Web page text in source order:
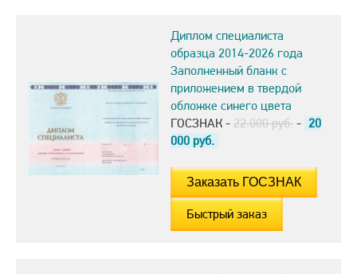
Диплом специалиста
образца 2014-2026 года
Заполненный бланк с
приложением в твердой
обложке синего цвета
ГОСЗНАК - 22.000 руб. - 20
000 руб.
Быстрый заказ